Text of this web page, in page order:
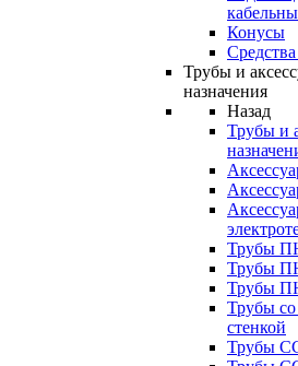
Конусы
Трубы и
назначения
Назад
Трубы и
Трубы
Трубы
Трубы
Трубы со
стенкой
Трубы